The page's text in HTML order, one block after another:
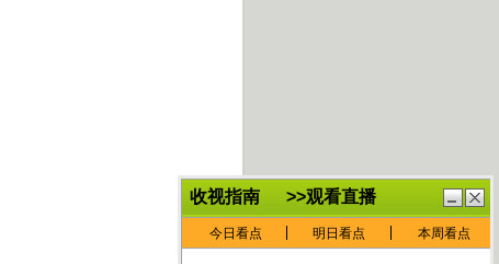
抽
鏈
€灏
忓
寲